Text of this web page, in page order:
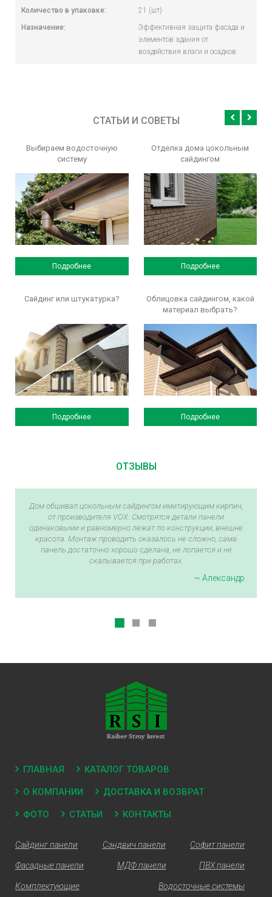
Количество в упаковке:
Назначение:
21 (шт)
Эффективная защита фасада и
элементов здания от
воздействия влаги и осадков.
СТАТЬИ И СОВЕТЫ
Выбираем водосточную
систему
Подробнее
Отделка дома цокольным
сайдингом
Подробнее
Сайдинг или штукатурка?
Подробнее
Облицовка сайдингом, какой
материал выбрать?
Подробнее
ОТЗЫВЫ
Дом обшивал цокольным сайдингом имитирующим кирпич,
от производителя VOX. Смотрятся детали панели
одинаковыми и равномерно лежат по конструкции, внешне
красота. Монтаж проводить оказалось не сложно, сама
панель достаточно хорошо сделана, не лопается и не
скалывается при работах.
~ Александр
ГЛАВНАЯ КАТАЛОГ ТОВАРОВ
О КОМПАНИИ ДОСТАВКА И ВОЗВРАТ
ФОТО СТАТЬИ КОНТАКТЫ
Сайдинг панели Сэндвич панели Софит панели
Фасадные панели МДФ панели ПВХ панели
Комплектующие Водосточные системы